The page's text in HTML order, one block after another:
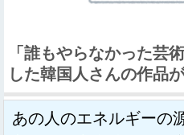
「誰もやらなかった芸
した韓国人さんの作品
あの人のエネルギーの